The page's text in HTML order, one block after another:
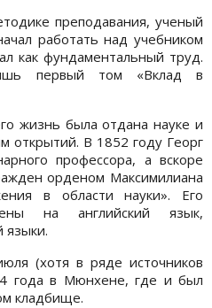
преподавания, ученый
работать над учебником
как фундаментальный труд.
первый том «Вклад в
жизнь была отдана науке и
открытий. В 1852 году Георг
профессора, а вскоре
орденом Максимилиана
в области науки». Его
на английский язык,
языки.
(хотя в ряде источников
года в Мюнхене, где и был
кладбище.